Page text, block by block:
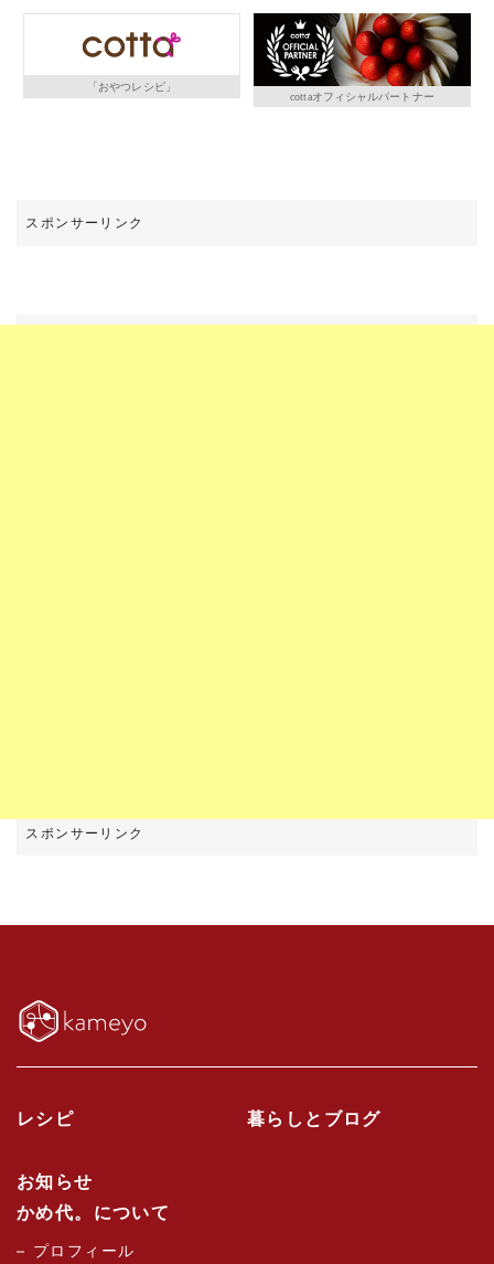
「おやつレシピ」
cottaオフィシャルパートナー
レシピ 暮らしとブログ
お知らせ
かめ代。について
プロフィール